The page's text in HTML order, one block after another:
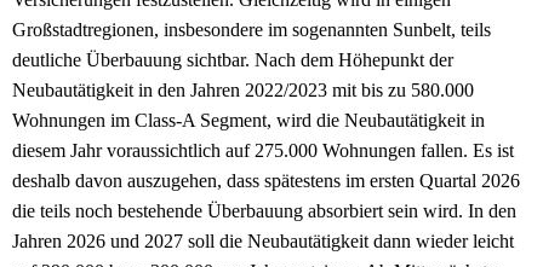
Großstadtregionen, insbesondere im sogenannten Sunbelt, teils
deutliche Überbauung sichtbar. Nach dem Höhepunkt der
Neubautätigkeit in den Jahren 2022/2023 mit bis zu 580.000
Wohnungen im Class-A Segment, wird die Neubautätigkeit in
diesem Jahr voraussichtlich auf 275.000 Wohnungen fallen. Es ist
deshalb davon auszugehen, dass spätestens im ersten Quartal 2026
die teils noch bestehende Überbauung absorbiert sein wird. In den
Jahren 2026 und 2027 soll die Neubautätigkeit dann wieder leicht